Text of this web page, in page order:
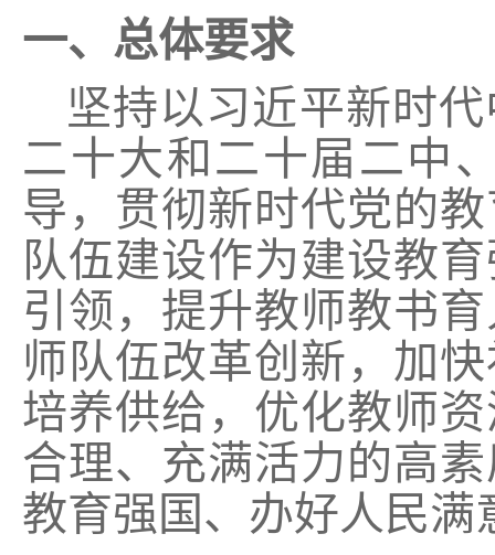
一、总体要求
坚持以习近平新时
二十大和二十届二中
导，贯彻新时代党的
队伍建设作为建设教
引领，提升教师教书
师队伍改革创新，加
培养供给，优化教师
合理、充满活力的高
教育强国、办好人民